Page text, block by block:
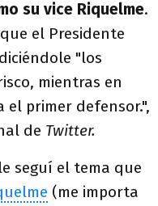
su vice Riquelme.
el Presidente
"los
mientras en
el primer defensor.",
de Twitter.
seguí el tema que
(me importa